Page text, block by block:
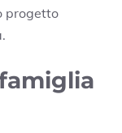
progetto